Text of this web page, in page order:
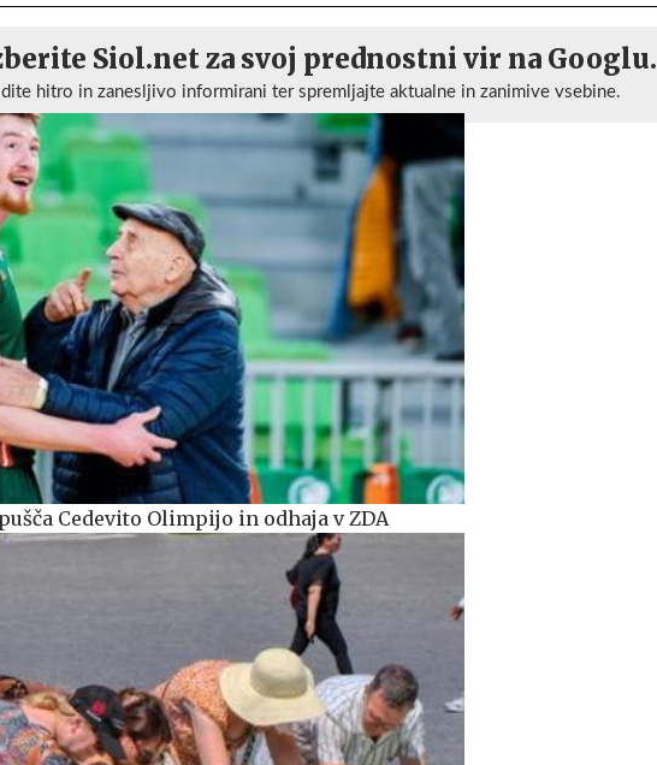
Siol.net za svoj prednostni vir na Googlu.
hitro in zanesljivo informirani ter spremljajte aktualne in zanimive vsebine.
Cedevito Olimpijo in odhaja v ZDA